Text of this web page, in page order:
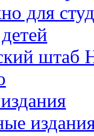
для
штаб